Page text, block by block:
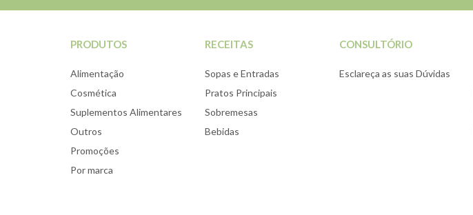
PRODUTOS
Alimentação
Cosmética
Suplementos Alimentares
Outros
Promoções
Por marca
RECEITAS
Sopas e Entradas
Pratos Principais
Sobremesas
Bebidas
CONSULTÓRIO
Esclareça as suas Dúvidas